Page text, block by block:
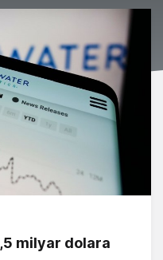
milyar dolara